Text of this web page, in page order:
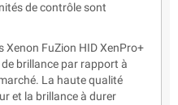
de contrôle sont
Xenon FuZion HID XenPro+
brillance par rapport à
La haute qualité
et la brillance à durer